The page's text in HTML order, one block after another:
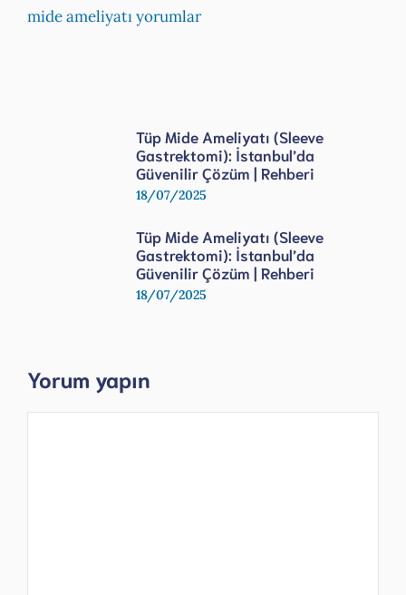
mide ameliyatı yorumlar
Tüp Mide Ameliyatı (Sleeve
Gastrektomi): İstanbul’da
Güvenilir Çözüm | Rehberi
18/07/2025
Tüp Mide Ameliyatı (Sleeve
Gastrektomi): İstanbul’da
Güvenilir Çözüm | Rehberi
18/07/2025
Yorum yapın